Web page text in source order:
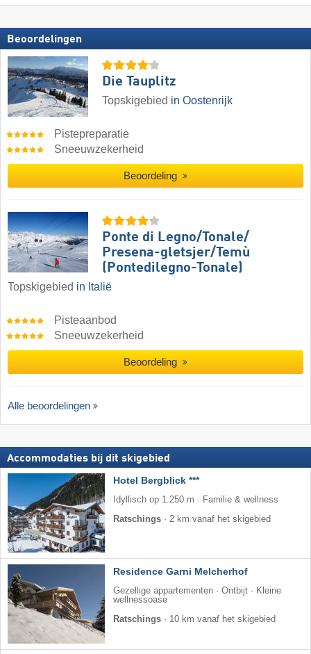
Beoordelingen
Die Tauplitz
Topskigebied in Oostenrijk
Pistepreparatie
Sneeuwzekerheid
Beoordeling
Ponte di Legno/​​Tonale/​​
Presena-gletsjer/​​Temù
(Pontedilegno-Tonale)
Topskigebied in Italië
Pisteaanbod
Sneeuwzekerheid
Beoordeling
Alle beoordelingen
Accommodaties bij dit skigebied
Hotel Bergblick ***
Idyllisch op 1.250 m · Familie & wellness
Ratschings · 2 km vanaf het skigebied
Residence Garni Melcherhof
Gezellige appartementen · Ontbijt · Kleine
wellnessoase
Ratschings · 10 km vanaf het skigebied